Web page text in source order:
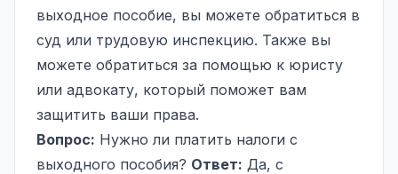
выходное пособие, вы можете обратиться в
суд или трудовую инспекцию. Также вы
можете обратиться за помощью к юристу
или адвокату, который поможет вам
защитить ваши права.
Вопрос: Нужно ли платить налоги с
выходного пособия? Ответ: Да, с